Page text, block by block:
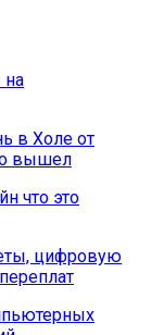
на
в Холе от
вышел
что это
цифровую